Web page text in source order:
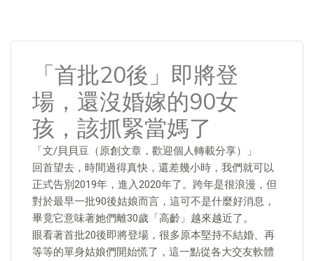
「首批20後」即將登
場，還沒婚嫁的90女
孩，該抓緊當媽了
「文/貝貝豆（原創文章，歡迎個人轉載分享）」
回首望去，時間過得真快，還差幾小時，我們就可以
正式告別2019年，進入2020年了。跨年是很浪漫，但
對於最早一批90後姑娘而言，這可不是什麼好消息，
畢竟它意味著她們離30歲「高齡」越來越近了。
眼看著首批20後即將登場，很多原本堅持不結婚、再
等等的單身姑娘們開始慌了，這一點從各大交友軟體